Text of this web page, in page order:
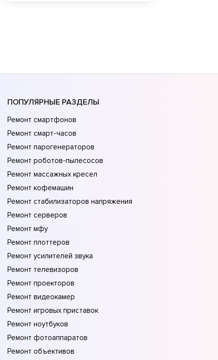
ПОПУЛЯРНЫЕ РАЗДЕЛЫ
Ремонт смартфонов
Ремонт смарт-часов
Ремонт парогенераторов
Ремонт роботов-пылесосов
Ремонт массажных кресел
Ремонт кофемашин
Ремонт стабилизаторов напряжения
Ремонт серверов
Ремонт мфу
Ремонт плоттеров
Ремонт усилителей звука
Ремонт телевизоров
Ремонт проекторов
Ремонт видеокамер
Ремонт игровых приставок
Ремонт ноутбуков
Ремонт фотоаппаратов
Ремонт объективов